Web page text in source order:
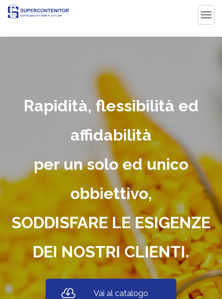
Rapidità, flessibilità ed
affidabilità
per un solo ed unico
obbiettivo,
SODDISFARE LE ESIGENZE
DEI NOSTRI CLIENTI.
Vai al catalogo